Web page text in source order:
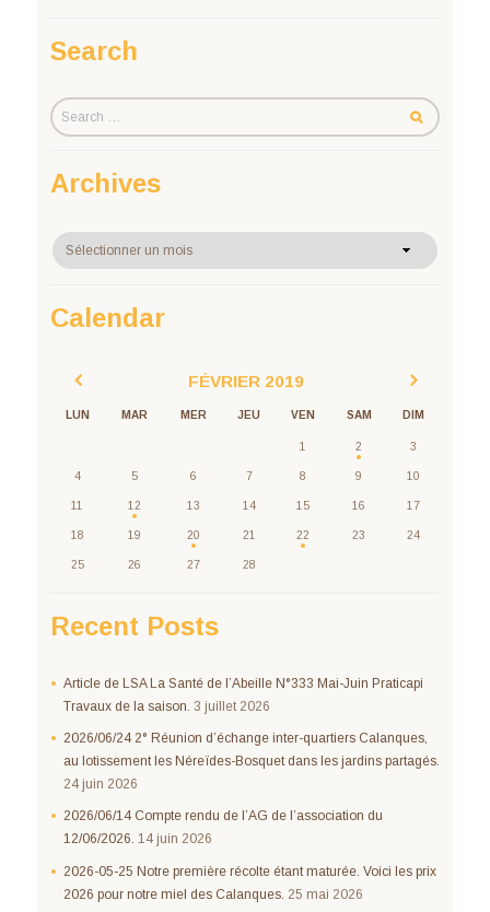
Search
Archives
Archives
Calendar
FÉVRIER 2019
LUN MAR MER JEU VEN SAM DIM
1 2 3
4 5 6 7 8 9 10
11 12 13 14 15 16 17
18 19 20 21 22 23 24
25 26 27 28
Recent Posts
Article de LSA La Santé de l’Abeille N°333 Mai-Juin Praticapi
Travaux de la saison. 3 juillet 2026
2026/06/24 2° Réunion d’échange inter-quartiers Calanques,
au lotissement les Néreïdes-Bosquet dans les jardins partagés.
24 juin 2026
2026/06/14 Compte rendu de l’AG de l’association du
12/06/2026. 14 juin 2026
2026-05-25 Notre première récolte étant maturée. Voici les prix
2026 pour notre miel des Calanques. 25 mai 2026